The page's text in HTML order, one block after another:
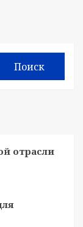
Поиск
отрасли